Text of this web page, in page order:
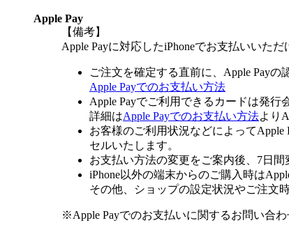
Apple Pay
【備考】
Apple Payに対応したiPhoneでお支払いいただ
ご注文を確定する直前に、Apple Payの
Apple Payでのお支払い方法
Apple Payでご利用できるカードは発行
詳細はApple Payでのお支払い方法より
お客様のご利用状況などによって
セルいたします。
お支払い方法の変更をご案内後、7日
iPhone以外の端末からのご購入時は
その他、ショップの設定状況やご注文
※Apple Payでのお支払いに関するお問い合わ